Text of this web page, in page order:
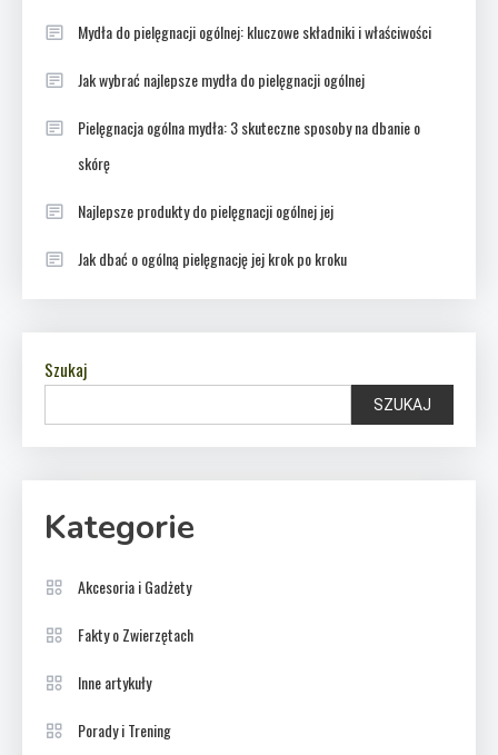
Mydła do pielęgnacji ogólnej: kluczowe składniki i właściwości
Jak wybrać najlepsze mydła do pielęgnacji ogólnej
Pielęgnacja ogólna mydła: 3 skuteczne sposoby na dbanie o
skórę
Najlepsze produkty do pielęgnacji ogólnej jej
Jak dbać o ogólną pielęgnację jej krok po kroku
Szukaj
SZUKAJ
Kategorie
Akcesoria i Gadżety
Fakty o Zwierzętach
Inne artykuły
Porady i Trening